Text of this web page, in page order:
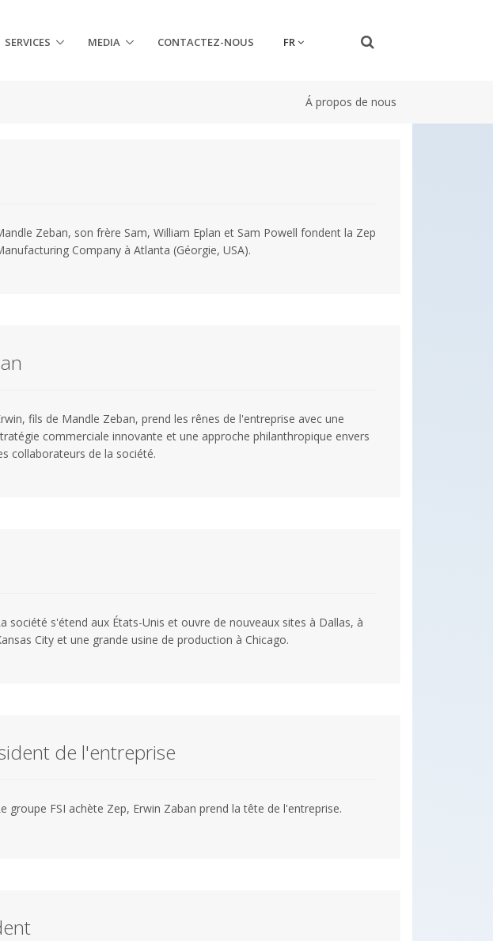
SERVICES MEDIA CONTACTEZ-NOUS FR
Á propos de nous
Zeban, son frère Sam, William Eplan et Sam Powell fondent la Zep
Company à Atlanta (Géorgie, USA).
fils de Mandle Zeban, prend les rênes de l'entreprise avec une
commerciale innovante et une approche philanthropique envers
collaborateurs de la société.
société s'étend aux États-Unis et ouvre de nouveaux sites à Dallas, à
City et une grande usine de production à Chicago.
de l'entreprise
groupe FSI achète Zep, Erwin Zaban prend la tête de l'entreprise.